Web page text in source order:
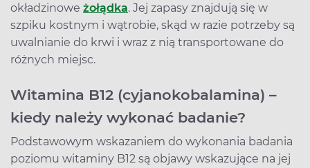
okładzinowe żołądka. Jej zapasy znajdują się w
szpiku kostnym i wątrobie, skąd w razie potrzeby są
uwalnianie do krwi i wraz z nią transportowane do
różnych miejsc.
Witamina B12 (cyjanokobalamina) –
kiedy należy wykonać badanie?
Podstawowym wskazaniem do wykonania badania
poziomu witaminy B12 są objawy wskazujące na jej